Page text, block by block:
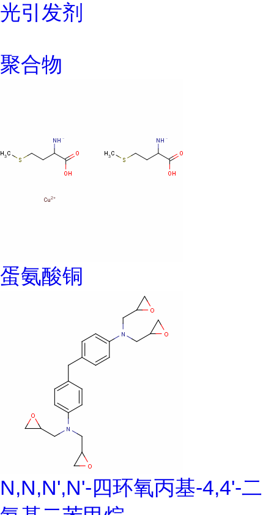
光引发剂
聚合物
蛋氨酸铜
N,N,N',N'-四环氧丙基-4,4'-二